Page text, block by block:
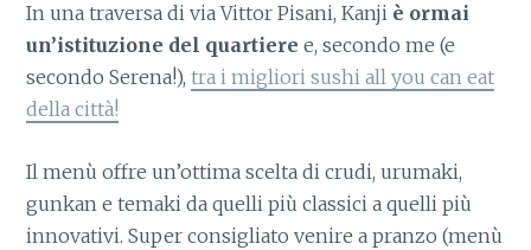
In una traversa di via Vittor Pisani, Kanji è ormai
un’istituzione del quartiere e, secondo me (e
secondo Serena!),tra i migliori sushi all you can eat
della città!
Il menù offre un’ottima scelta di crudi, urumaki,
gunkan e temaki da quelli più classici a quelli più
innovativi. Super consigliato venire a pranzo (menù